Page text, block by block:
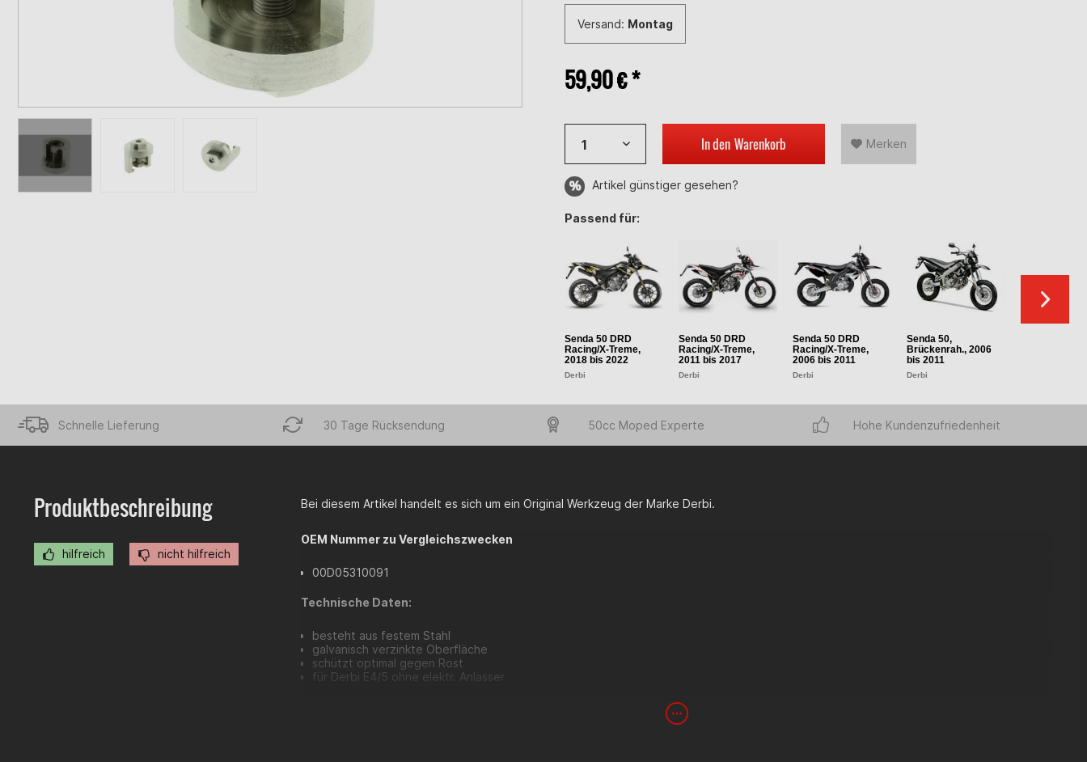
Versand: Montag
59,90 € *
In den Warenkorb Merken
Artikel günstiger gesehen?
Passend für:
Senda 50 DRD
Racing/X-Treme,
2018 bis 2022
Derbi
Senda 50 DRD
Racing/X-Treme,
2011 bis 2017
Derbi
Senda 50 DRD
Racing/X-Treme,
2006 bis 2011
Derbi
Senda 50,
Brückenrah., 2006
bis 2011
Derbi
Schnelle Lieferung 30 Tage Rücksendung 50cc Moped Experte Hohe Kundenzufriedenheit
Produktbeschreibung
hilfreich nicht hilfreich
Bei diesem Artikel handelt es sich um ein Original Werkzeug der Marke Derbi.
OEM Nummer zu Vergleichszwecken
00D05310091
Technische Daten:
besteht aus festem Stahl
galvanisch verzinkte Oberfläche
schützt optimal gegen Rost
für Derbi E4/5 ohne elektr. Anlasser
Das Ritzel mit purer Armkraft zu lösen, ist nicht immer möglich. Deswegen darf dieses Werkzeug in Garagen mit Derbi Motoren bis Bj. 17